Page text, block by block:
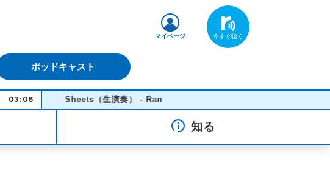
ポッドキャスト
マイページ
03:06Sheets（生演奏） - Ran
知る